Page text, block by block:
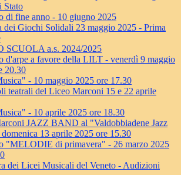
Stato
di fine anno - 10 giugno 2025
dei Giochi Solidali 23 maggio 2025 - Prima
SCUOLA a.s. 2024/2025
d'arpe a favore della LILT - venerdì 9 maggio
20.30
- 10 maggio 2025 ore 17.30
teatrali del Liceo Marconi 15 e 22 aprile
- 10 aprile 2025 ore 18.30
JAZZ BAND al "Valdobbiadene Jazz
13 aprile 2025 ore 15.30
"MELODIE di primavera" - 26 marzo 2025
dei Licei Musicali del Veneto - Audizioni